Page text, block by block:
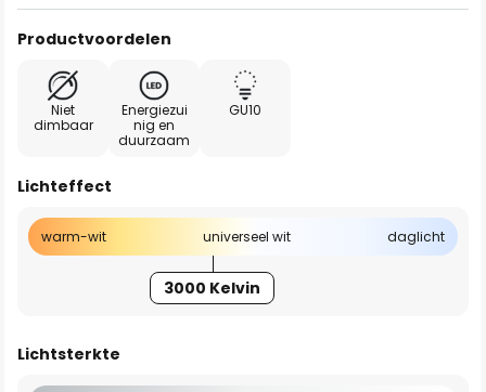
Productvoordelen
Niet
dimbaar
Energiezui
nig en
duurzaam
GU10
Lichteffect
warm-wit universeel wit daglicht
3000 Kelvin
Lichtsterkte